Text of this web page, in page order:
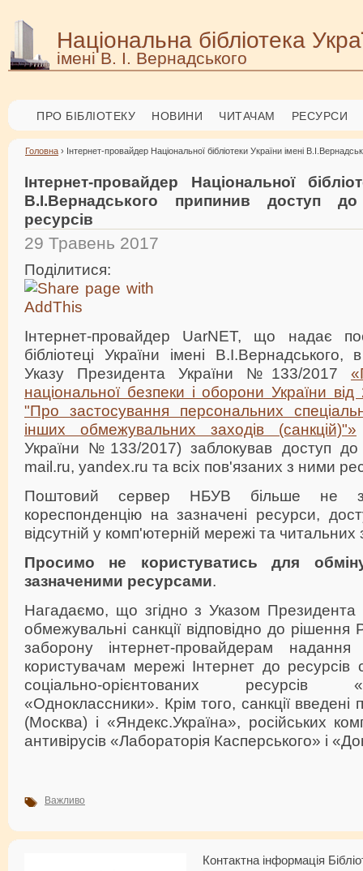
Національна бібліотека
імені В. І. Вернадського
ПРО БІБЛІОТЕКУ НОВИНИ ЧИТАЧАМ РЕСУРСИ
Головна › Інтернет-провайдер Національної бібліотеки України імені
Інтернет-провайдер Національної
В.І.Вернадського припинив доступ
ресурсів
29 Травень 2017
Поділитися:
Інтернет-провайдер UarNET, що надає
бібліотеці України імені
Указу Президента України №133/2017
національної безпеки і оборони України
"Про застосування персональних
інших обмежувальних заходів (санкцій)"»
України №133/2017) заблокував доступ до
mail.ru, yandex.ru та всіх пов'язаних з ними
Поштовий сервер НБУВ більше не
кореспонденцію на зазначені ресурси,
відсутній у комп'ютерній мережі та
Просимо не користуватись для
зазначеними ресурсами.
Нагадаємо, що згідно з Указом
обмежувальні санкції відповідно до
заборону інтернет-провайдерам
користувачам мережі Інтернет до ресурсів
соціально-орієнтованих ресурсів
«Одноклассники». Крім того, санкції
(Москва) і «Яндекс.Україна», російських
антивірусів «Лабораторія Касперського» і
Важливо
Контактна інформація